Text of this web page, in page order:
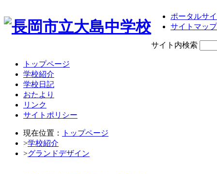
ポータルサ
サイトマップ
サイト内検索
トップページ
学校紹介
学校日記
おたより
リンク
サイトポリシー
現在位置：
トップページ
>学校紹介
>グランドデザイン